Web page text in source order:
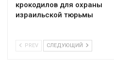
крокодилов для охраны
израильской тюрьмы
PREV СЛЕДУЮЩИЙ